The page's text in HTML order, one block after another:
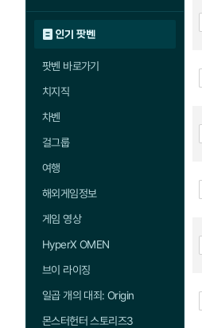
인기 팟벤
팟벤 바로가기
치지직
차벤
걸그룹
여행
해외게임정보
게임 영상
HyperX OMEN
브이 라이징
일곱 개의 대죄: Origin
몬스터헌터 스토리즈3